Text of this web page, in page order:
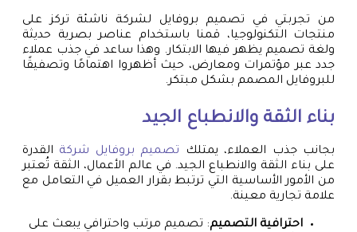
من تجربتي في تصميم بروفايل لشركة ناشئة تركز على
منتجات التكنولوجيا، قمنا باستخدام عناصر بصرية حديثة
ولغة تصميم يظهر فيها الابتكار. وهذا ساعد في جذب عملاء
جدد عبر مؤتمرات ومعارض، حيث أظهروا اهتمامًا وتصفيقًا
للبروفايل المصمم بشكل مبتكر.
بناء الثقة والانطباع الجيد
بجانب جذب العملاء، يمتلك تصميم بروفايل شركة القدرة
على بناء الثقة والانطباع الجيد. في عالم الأعمال، الثقة تُعتبر
من الأمور الأساسية التي ترتبط بقرار العميل في التعامل مع
علامة تجارية معينة.
احترافية التصميم: تصميم مرتب واحترافي يبعث على